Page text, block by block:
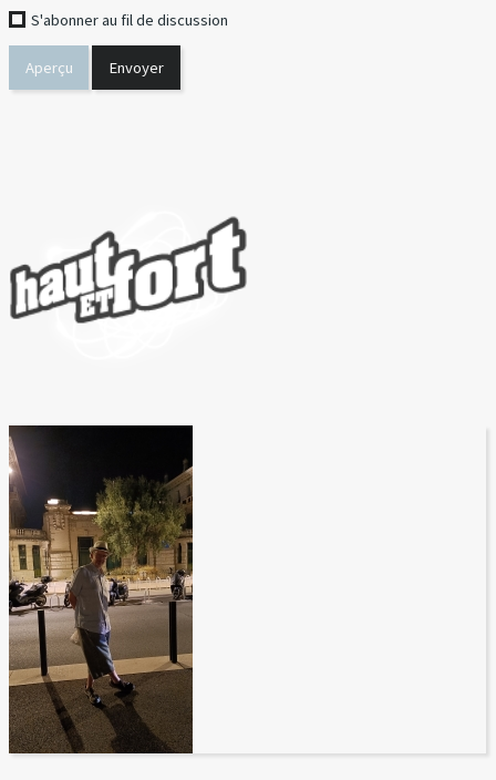
S'abonner au fil de discussion